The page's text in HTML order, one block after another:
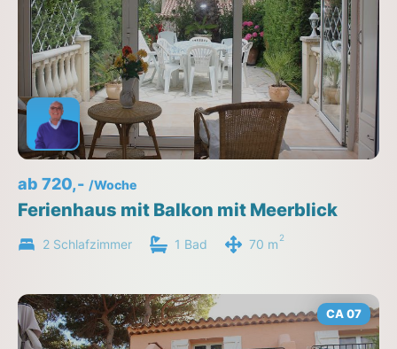
ab 720,- /Woche
Ferienhaus mit Balkon mit Meerblick
2 Schlafzimmer 1 Bad 70 m 2
CA 07